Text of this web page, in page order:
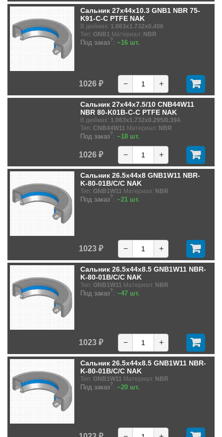
Сальник 27x44x10.3 GNB1 NBR 75-
K91-C-C PTFE NAK
В дюймах: 1.063x1.732x0.406
Тип: GNB1 Материал: NBR
Под заказ?: ~16 шт.
1026 ₽ − +
Сальник 27x44x7.5/10 CNB44W11
NBR 80-K01B-C-C PTFE NAK
В дюймах: 1.063x1.732x0.295/0.394
Тип: CNB44W11 Материал: NBR
Под заказ?: ~18 шт.
1026 ₽ − +
Сальник 26.5x44x8 GNB1W11 NBR-
K-80-01B/C/C NAK
Тип: GNB1W11 Материал: NBR
Под заказ?: ~21 шт.
1023 ₽ − +
Сальник 26.5x44x8.5 GNB1W11 NBR-
K-80-01B/C/C NAK
Тип: GNB1W11 Материал: NBR
Под заказ?: ~47 шт.
1023 ₽ − +
Сальник 26.5x44x8.5 GNB1W11 NBR-
K-80-01B/C/C NAK
Тип: GNB1W11 Материал: NBR
Под заказ?: ~20 шт.